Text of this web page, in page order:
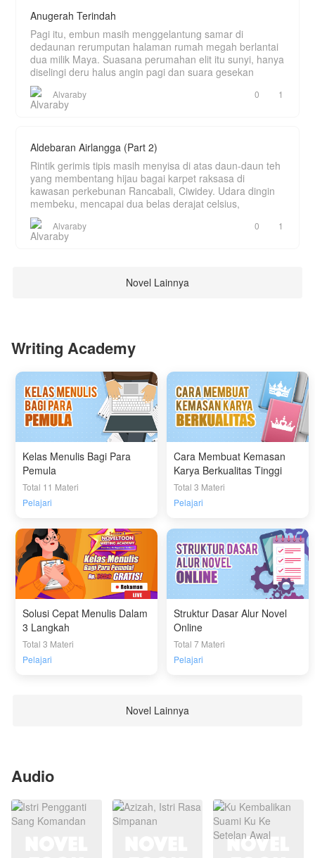
Anugerah Terindah
Pagi itu, embun masih menggelantung samar di
dedaunan rerumputan halaman rumah megah berlantai
dua milik Maya. Suasana perumahan elit itu sunyi, hanya
diselingi deru halus angin pagi dan suara gesekan
Alvaraby 0 1
Aldebaran Airlangga (Part 2)
Rintik gerimis tipis masih menyisa di atas daun-daun teh
yang membentang hijau bagai karpet raksasa di
kawasan perkebunan Rancabali, Ciwidey. Udara dingin
membeku, mencapai dua belas derajat celsius,
Alvaraby 0 1
Novel Lainnya
Writing Academy
Kelas Menulis Bagi Para
Pemula
Total 11 Materi
Pelajari
Cara Membuat Kemasan
Karya Berkualitas Tinggi
Total 3 Materi
Pelajari
Solusi Cepat Menulis Dalam
3 Langkah
Total 3 Materi
Pelajari
Struktur Dasar Alur Novel
Online
Total 7 Materi
Pelajari
Novel Lainnya
Audio